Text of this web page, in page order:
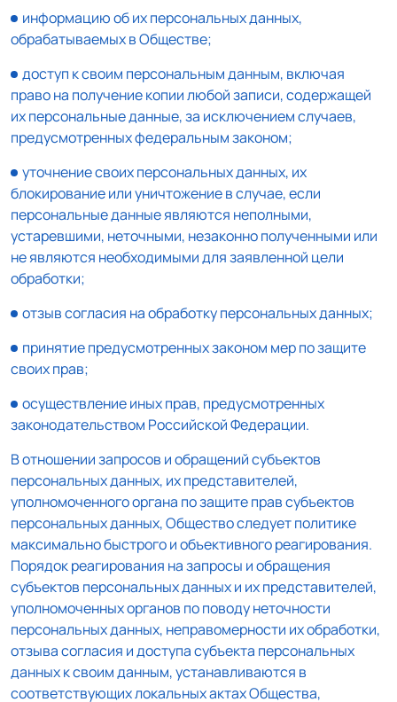
информацию об их персональных данных,
обрабатываемых в Обществе;
доступ к своим персональным данным, включая
право на получение копии любой записи, содержащей
их персональные данные, за исключением случаев,
предусмотренных федеральным законом;
уточнение своих персональных данных, их
блокирование или уничтожение в случае, если
персональные данные являются неполными,
устаревшими, неточными, незаконно полученными или
не являются необходимыми для заявленной цели
обработки;
отзыв согласия на обработку персональных данных;
принятие предусмотренных законом мер по защите
своих прав;
осуществление иных прав, предусмотренных
законодательством Российской Федерации.
В отношении запросов и обращений субъектов
персональных данных, их представителей,
уполномоченного органа по защите прав субъектов
персональных данных, Общество следует политике
максимально быстрого и объективного реагирования.
Порядок реагирования на запросы и обращения
субъектов персональных данных и их представителей,
уполномоченных органов по поводу неточности
персональных данных, неправомерности их обработки,
отзыва согласия и доступа субъекта персональных
данных к своим данным, устанавливаются в
соответствующих локальных актах Общества,